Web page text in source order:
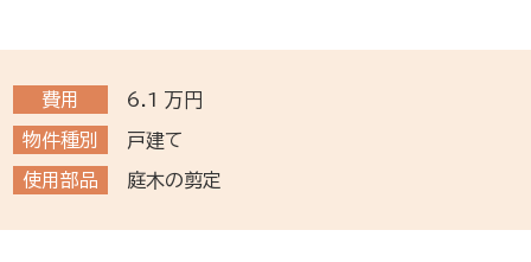
費用 6.1 万円
物件種別 戸建て
使用部品 庭木の剪定